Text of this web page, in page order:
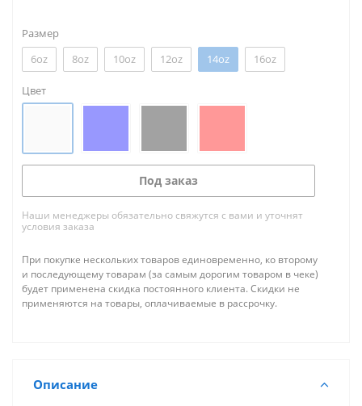
Размер
6oz
8oz 10oz 12oz 14oz 16oz
Цвет
Под заказ
Наши менеджеры обязательно свяжутся с вами и уточнят
условия заказа
При покупке нескольких товаров единовременно, ко второму
и последующему товарам (за самым дорогим товаром в чеке)
будет применена скидка постоянного клиента. Скидки не
применяются на товары, оплачиваемые в рассрочку.
Описание